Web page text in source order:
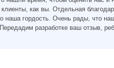
как вы. Отдельная
наша гордость. Очень рады, что
разработке ваш отзыв,